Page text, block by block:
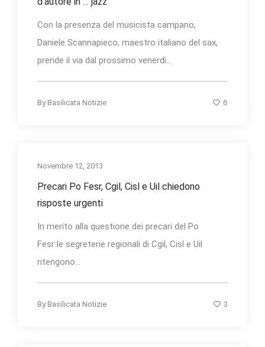
Con la presenza del musicista campano,
Daniele Scannapieco, maestro italiano del sax,
prende il via dal prossimo venerdì...
By Basilicata Notizie 6
Novembre 12, 2013
Precari Po Fesr, Cgil, Cisl e Uil chiedono
risposte urgenti
In merito alla questione dei precari del Po
Fesr le segreterie regionali di Cgil, Cisl e Uil
ritengono...
By Basilicata Notizie 3